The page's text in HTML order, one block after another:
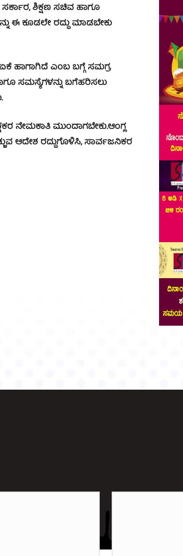
ಶಿಕ್ಷಣ ಸಚಿವ ಹಾಗೂ
ಈ ಕೂಡಲೇ ರದ್ದು ಮಾಡಬೇಕು
ಎಂಬ ಬಗ್ಗೆ ಸಮಗ್ರ
ಸಮಸ್ಯೆಗಳನ್ನು ಬಗೆಹರಿಸಲು
ಮುಂದಾಗಬೇಕು.ಆಂಗ್ಲ
ಆದೇಶ ರದ್ದುಗೊಳಿಸಿ, ಸಾರ್ವಜನಿಕರ